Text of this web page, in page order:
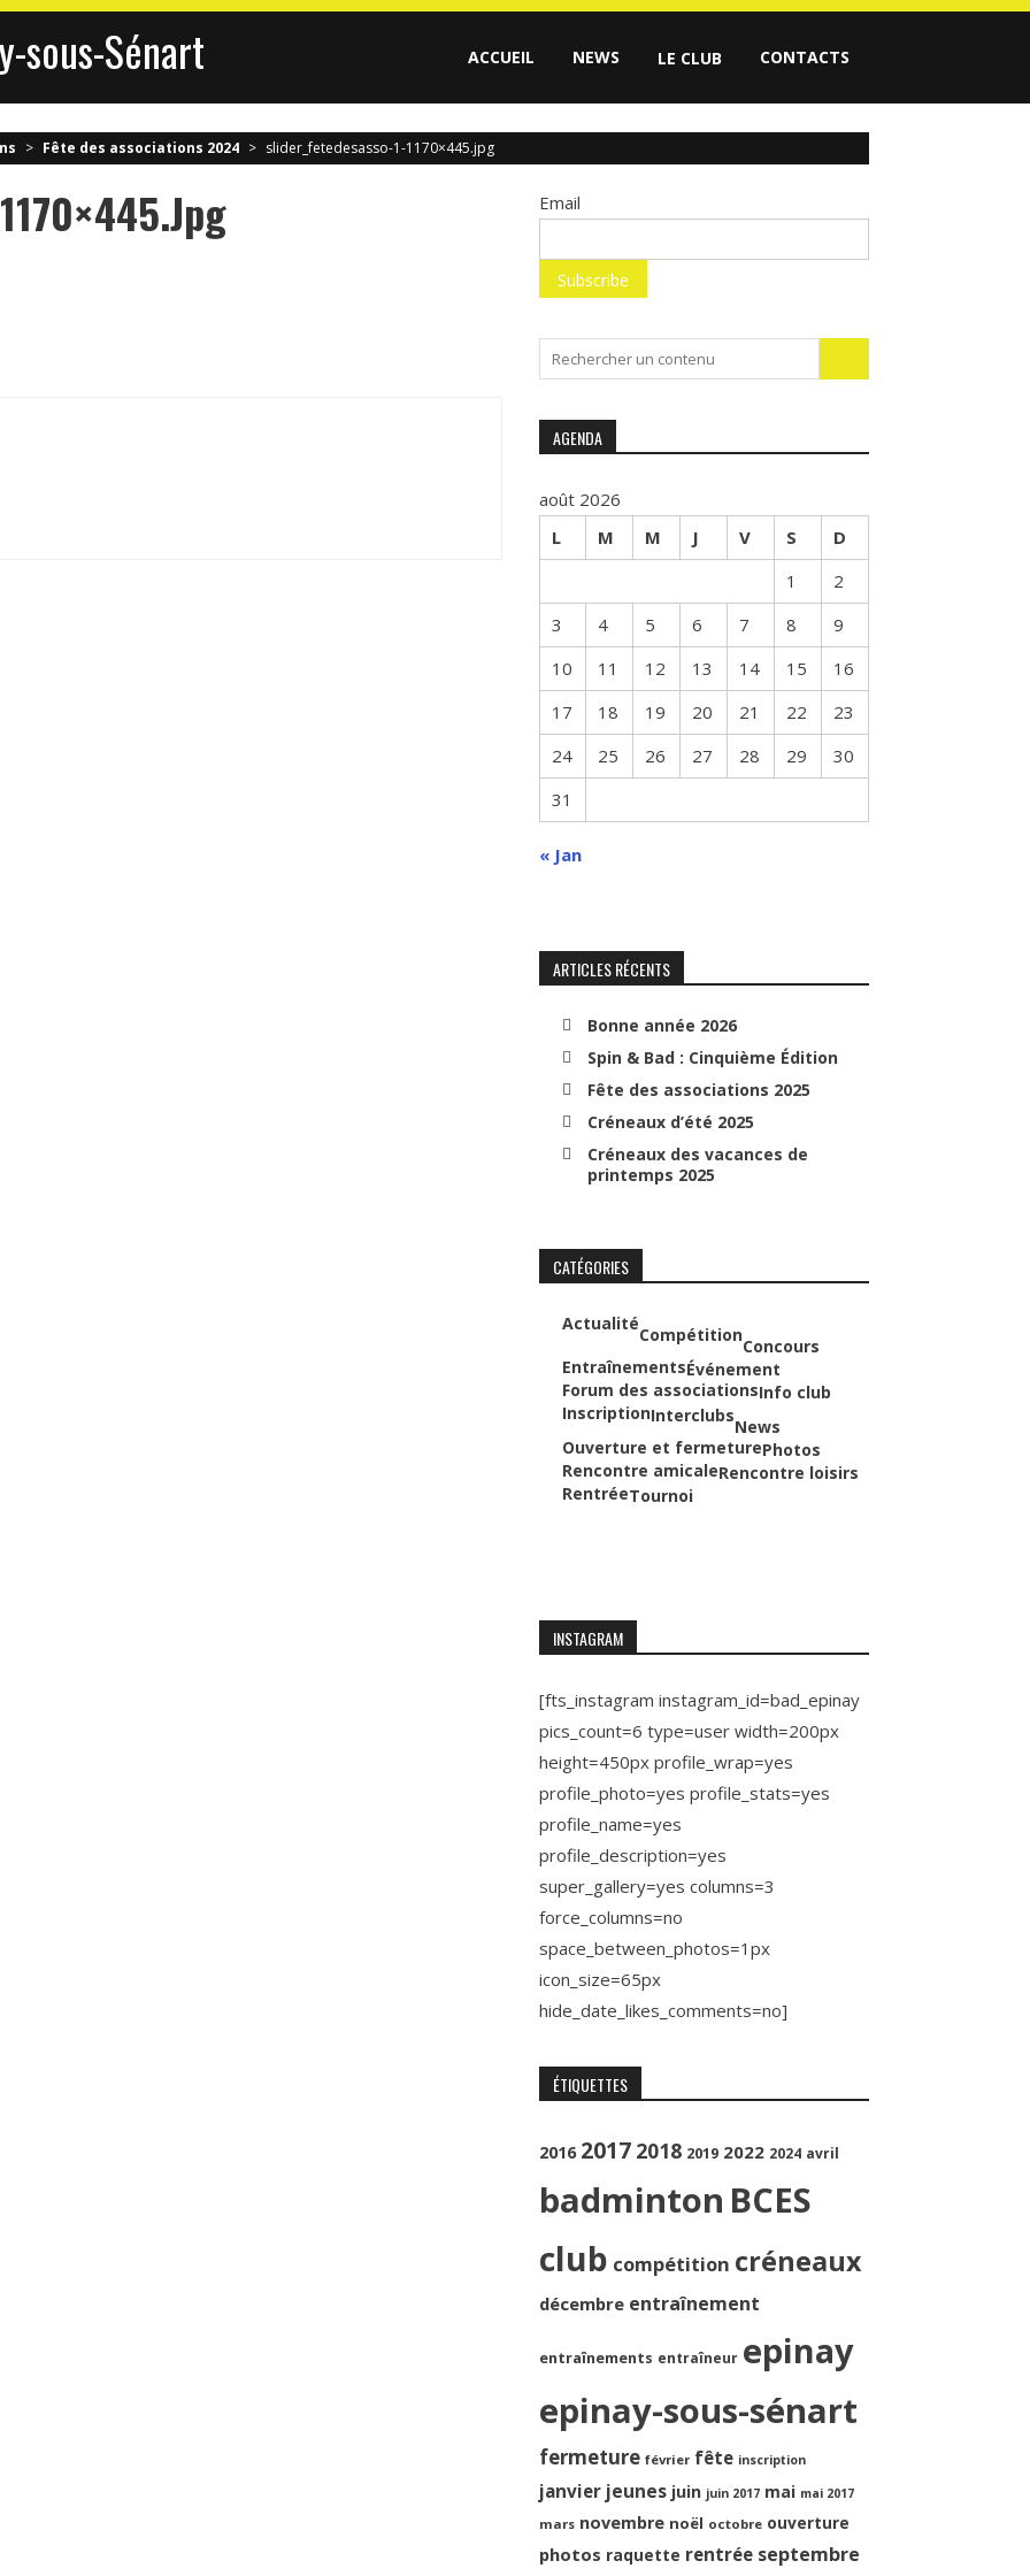
sous-Sénart ACCUEIL NEWS LE CLUB CONTACTS
> Fête des associations 2024 > slider_fetedesasso-1-1170×445.jpg
Email
for:
AGENDA
août 2026
L
M M J V S
D
1
2
3
4 5 6 7 8
9
10
11 12 13 14 15
16
17
18 19 20 21 22
23
24
25 26 27 28 29
30
31
« Jan
ARTICLES RÉCENTS
Bonne année 2026
Spin & Bad : Cinquième Édition
Fête des associations 2025
Créneaux d’été 2025
Créneaux des vacances de
printemps 2025
CATÉGORIES
Actualité
Compétition
Concours
EntraînementsÉvénement
Forum des associationsInfo club
InscriptionInterclubs
News
Ouverture et fermeturePhotos
Rencontre amicaleRencontre loisirs
RentréeTournoi
INSTAGRAM
[fts_instagram instagram_id=bad_epinay
pics_count=6 type=user width=200px
height=450px profile_wrap=yes
profile_photo=yes profile_stats=yes
profile_name=yes
profile_description=yes
super_gallery=yes columns=3
force_columns=no
space_between_photos=1px
icon_size=65px
hide_date_likes_comments=no]
ÉTIQUETTES
2016 2017 2018 2019 2022 2024 avril
badminton BCES
club compétition créneaux
décembre entraînement
entraînements entraîneur epinay
epinay-sous-sénart
fermeture février fête inscription
janvier jeunes juin juin 2017 mai mai 2017
mars novembre noël octobre ouverture
photos raquette rentrée septembre